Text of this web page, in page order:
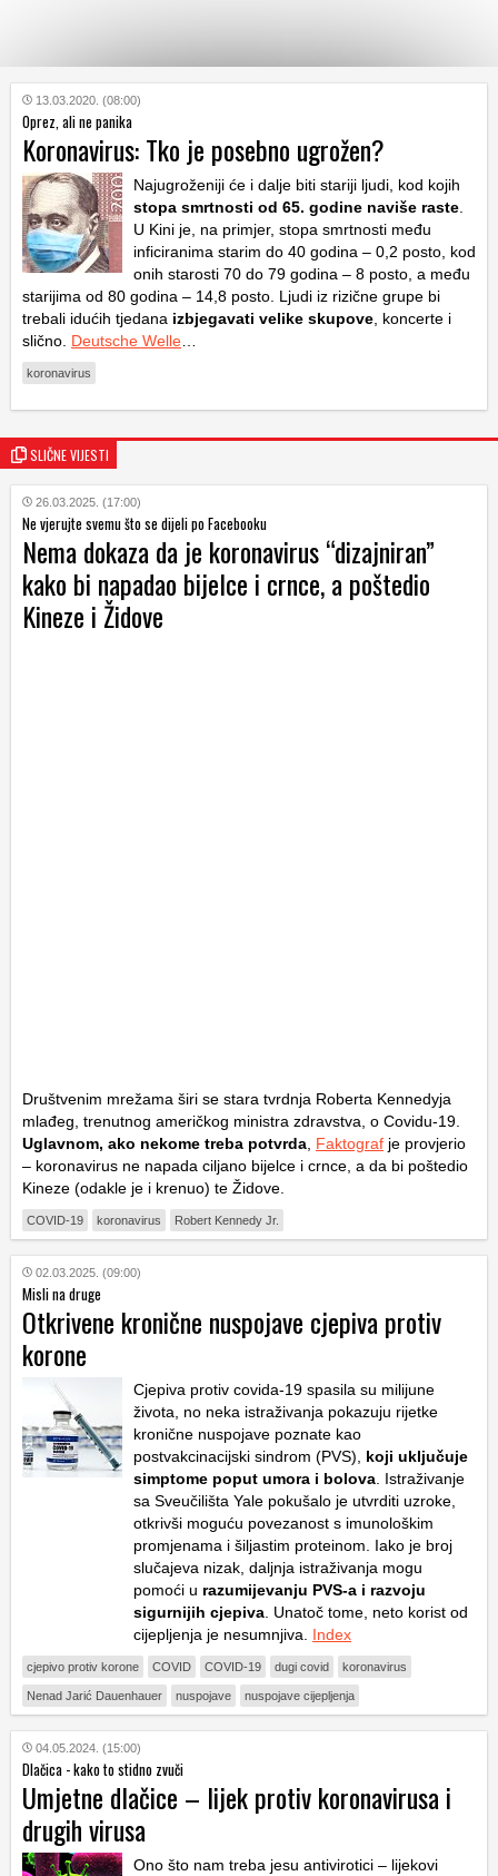
KATEGORIJE
HRVATSKI
WEB
13.03.2020. (08:00)
Oprez, ali ne panika
Koronavirus: Tko je posebno ugrožen?
Najugroženiji će i dalje biti stariji ljudi, kod kojih
stopa smrtnosti od 65. godine naviše raste
U Kini je, na primjer, stopa smrtnosti među
inficiranima starim do 40 godina – 0,2 posto, kod
onih starosti 70 do 79 godina – 8 posto, a među
starijima od 80 godina – 14,8 posto. Ljudi iz rizične grupe bi
trebali idućih tjedana izbjegavati velike skupove , koncerte i
slično. Deutsche Welle
koronavirus
SLIČNE VIJESTI
26.03.2025. (17:00)
Ne vjerujte svemu što se dijeli po Facebooku
Nema dokaza da je koronavirus “dizajniran”
kako bi napadao bijelce i crnce, a poštedio
Kineze i Židove
Društvenim mrežama širi se stara tvrdnja Roberta Kennedyja
mlađeg, trenutnog američkog ministra zdravstva, o Covidu-19.
Uglavnom, ako nekome treba potvrda Faktograf je provjerio
– koronavirus ne napada ciljano bijelce i crnce, a da bi poštedio
Kineze (odakle je i krenuo) te Židove.
COVID-19 koronavirus Robert Kennedy Jr.
02.03.2025. (09:00)
Misli na druge
Otkrivene kronične nuspojave cjepiva protiv
korone
Cjepiva protiv covida-19 spasila su milijune
života, no neka istraživanja pokazuju rijetke
kronične nuspojave poznate kao
postvakcinacijski sindrom (PVS),
koji uključuje
simptome poput umora i bolova . Istraživanje
sa Sveučilišta Yale pokušalo je utvrditi uzroke,
otkrivši moguću povezanost s imunološkim
promjenama i šiljastim proteinom. Iako je broj
slučajeva nizak, daljnja istraživanja mogu
pomoći u razumijevanju PVS-a i razvoju
sigurnijih cjepiva . Unatoč tome, neto korist od
cijepljenja je nesumnjiva. Index
cjepivo protiv korone COVID COVID-19 dugi covid koronavirus
Nenad Jarić Dauenhauer nuspojave nuspojave cijepljenja
04.05.2024. (15:00)
Dlačica - kako to stidno zvuči
Umjetne dlačice – lijek protiv koronavirusa i
drugih virusa
Ono što nam treba jesu antivirotici – lijekovi